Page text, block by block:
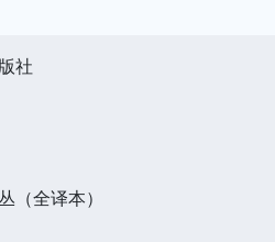
社
（全译本）